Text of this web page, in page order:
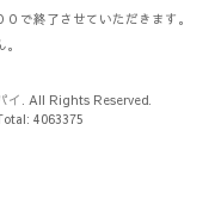
で終了させていただきます。
イ . All Rights Reserved.
4063375